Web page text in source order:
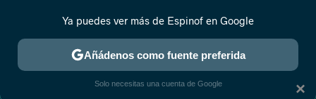
MENÚ NUEVO
ESTRENOS REALITY ANIME RANKINGS CINE ×
Ya puedes ver más de Espinof en Google
Añádenos como fuente preferida
Solo necesitas una cuenta de Google